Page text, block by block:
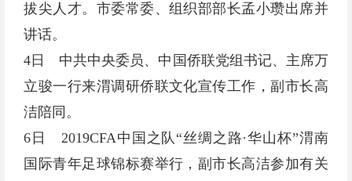
拔尖人才。市委常委、组织部部长孟小瓒出席并
讲话。
4日 中共中央委员、中国侨联党组书记、主席万
立骏一行来渭调研侨联文化宣传工作，副市长高
洁陪同。
6日 2019CFA中国之队“丝绸之路·华山杯”渭南
国际青年足球锦标赛举行，副市长高洁参加有关